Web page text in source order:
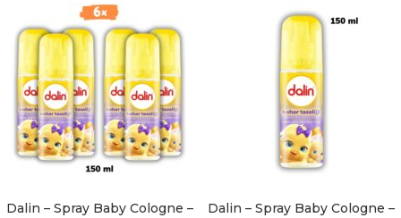
Dalin – Spray Baby Cologne –
Dalin – Spray Baby Cologne –